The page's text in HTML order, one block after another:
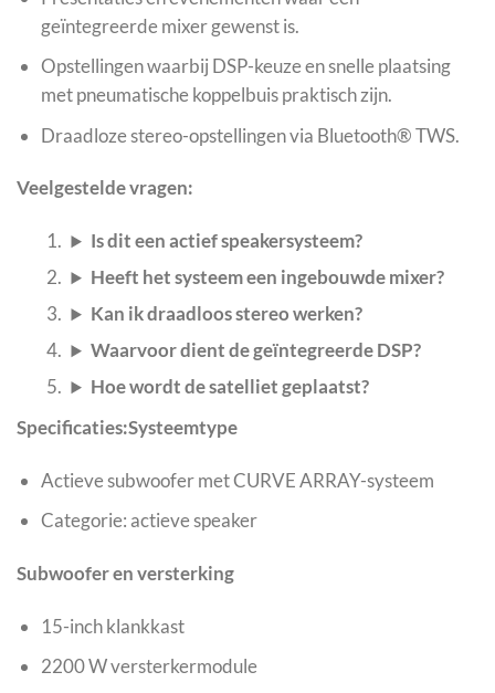
geïntegreerde mixer gewenst is.
Opstellingen waarbij DSP-keuze en snelle plaatsing
met pneumatische koppelbuis praktisch zijn.
Draadloze stereo-opstellingen via Bluetooth® TWS.
Veelgestelde vragen:
Is dit een actief speakersysteem?
Heeft het systeem een ingebouwde mixer?
Kan ik draadloos stereo werken?
Waarvoor dient de geïntegreerde DSP?
Hoe wordt de satelliet geplaatst?
Specificaties:Systeemtype
Actieve subwoofer met CURVE ARRAY-systeem
Categorie: actieve speaker
Subwoofer en versterking
15-inch klankkast
2200 W versterkermodule